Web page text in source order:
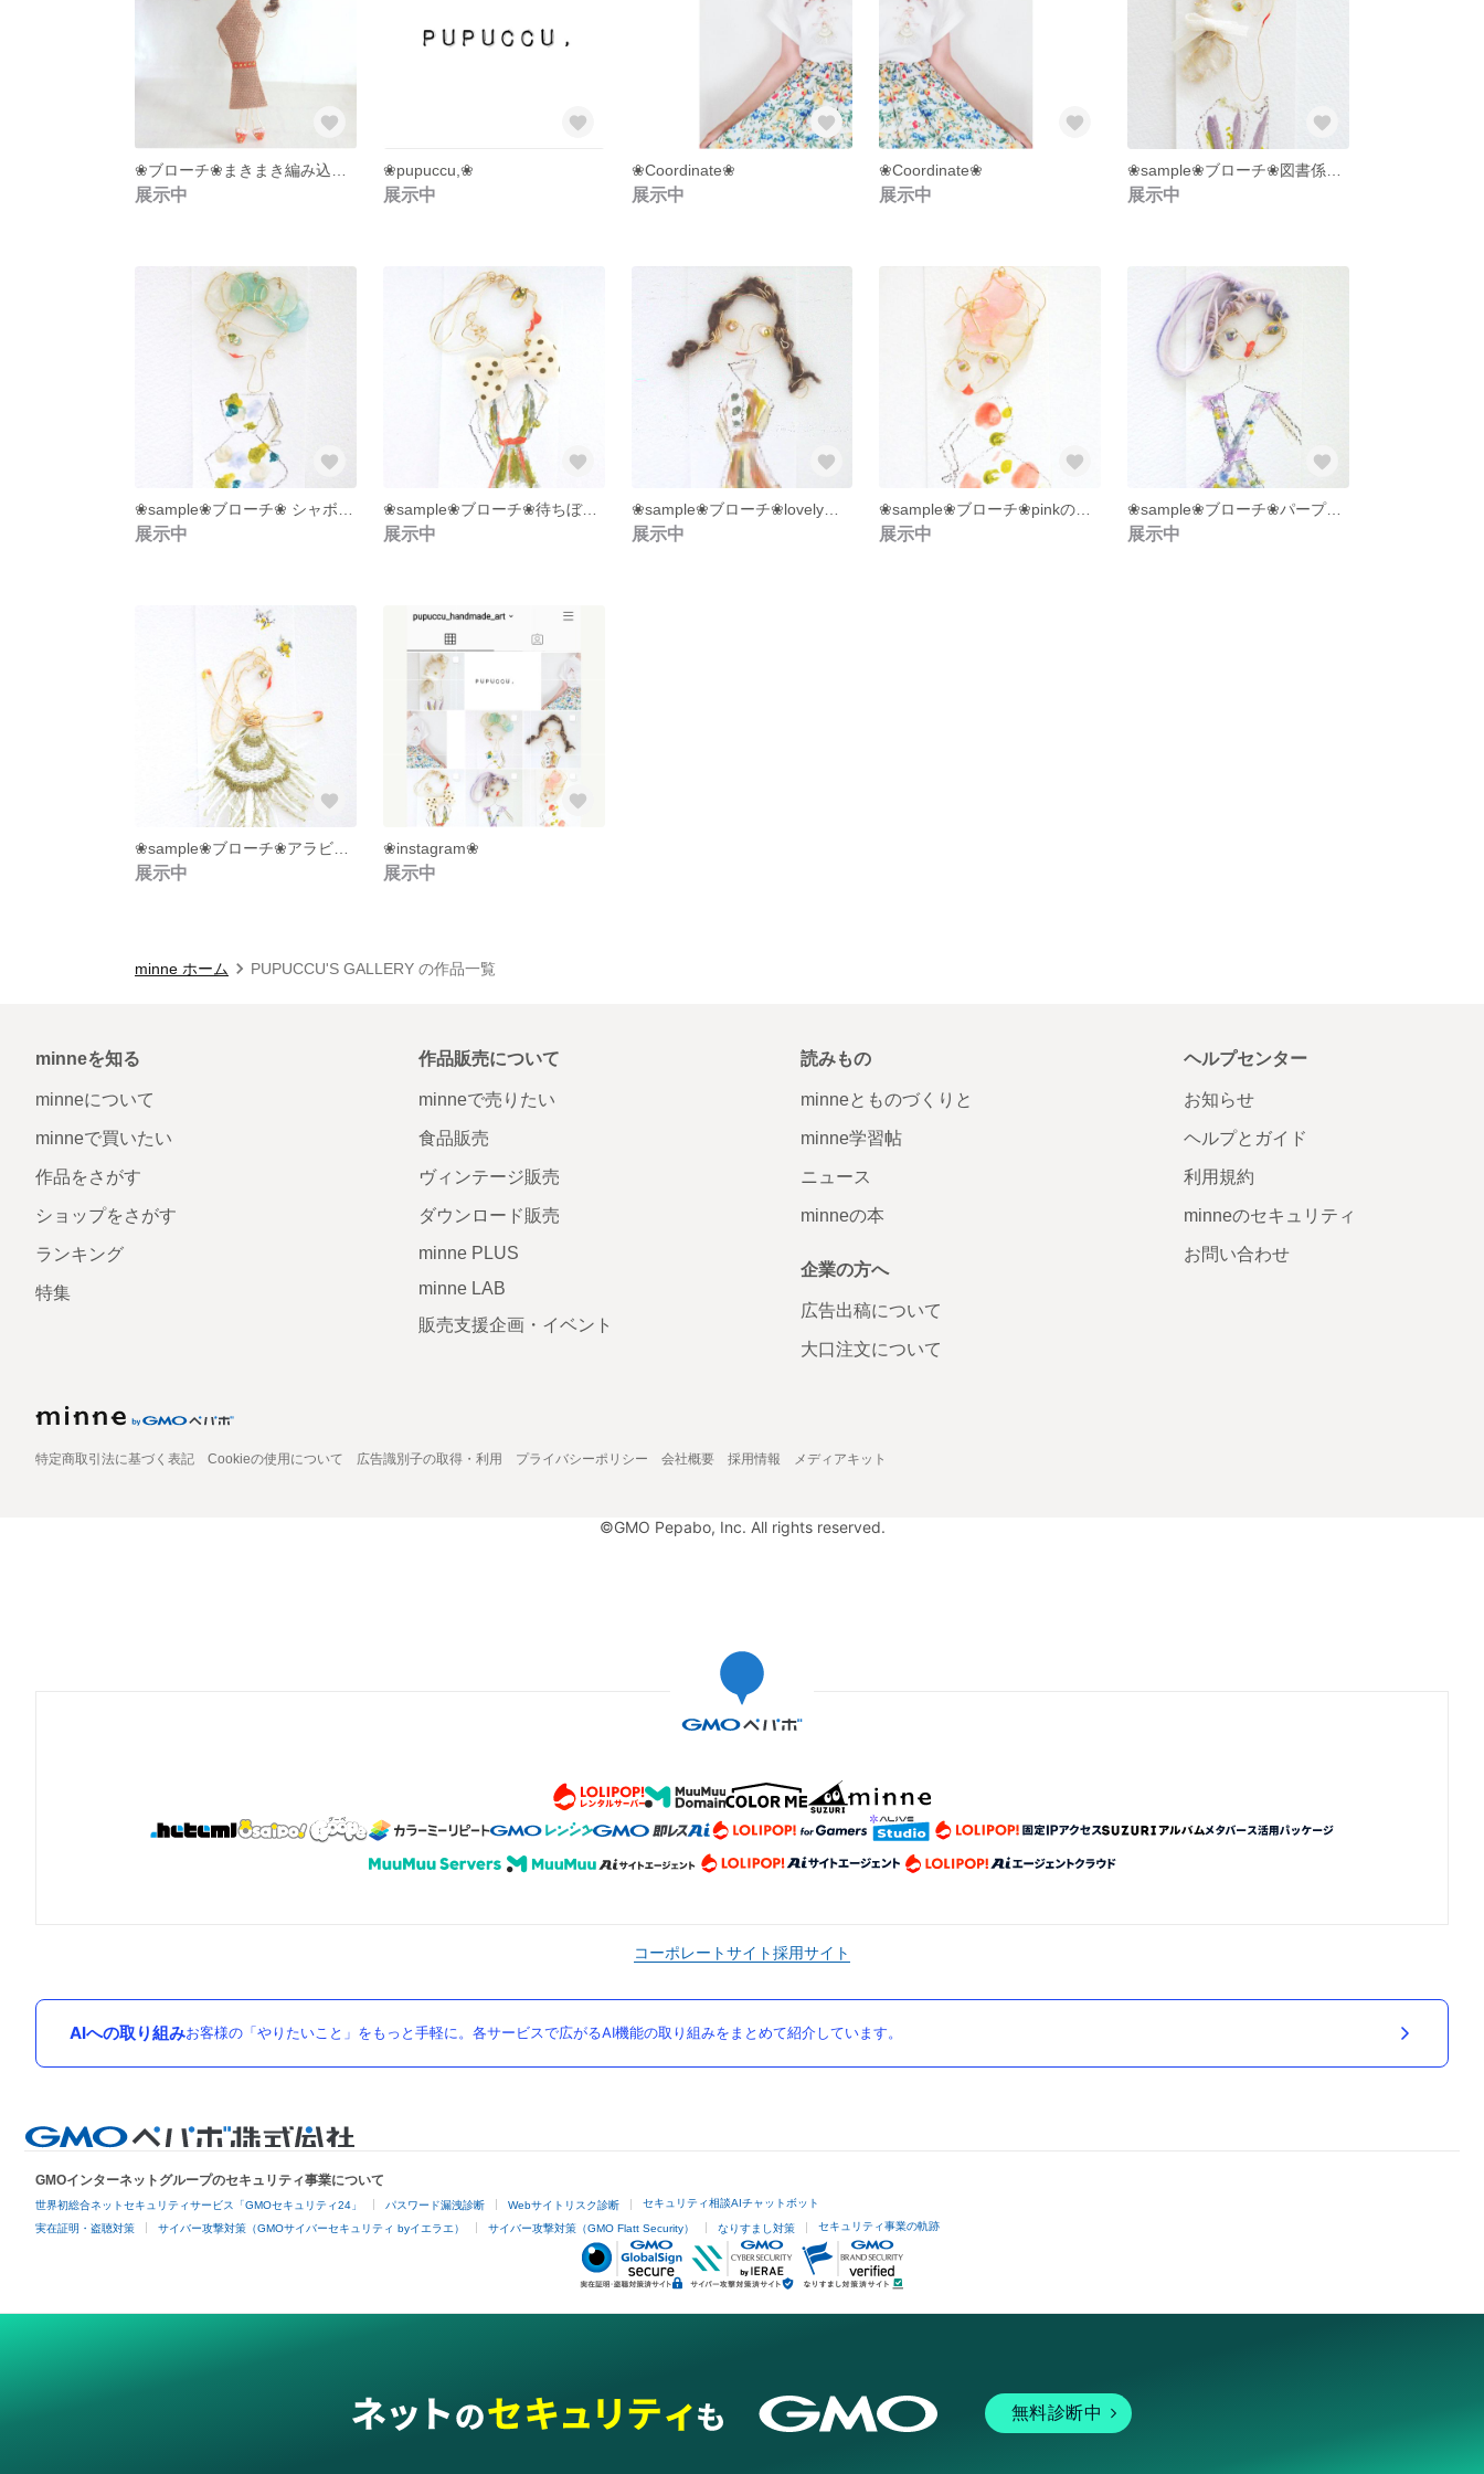
展示中
❀pupuccu,❀
展示中
❀Coordinate❀
展示中
❀Coordinate❀
展示中 展示中
展示中
❀sample❀ブローチ❀待ちぼうけ❀ワイヤークラフト❀
展示中
❀sample❀ブローチ❀lovely♡三つ編み❀ワイヤークラフト❀
展示中 展示中
❀sample❀ブローチ❀パープルポニーテールでわくわくデート❀ワイヤークラフト❀
展示中
展示中
❀instagram❀
展示中
minne ホーム PUPUCCU'S GALLERY の作品一覧
minneを知る
minneについて
minneで買いたい
作品をさがす
ショップをさがす
ランキング
特集
作品販売について
minneで売りたい
食品販売
ヴィンテージ販売
ダウンロード販売
minne PLUS
minne LAB
販売支援企画・イベント
読みもの
minneとものづくりと
minne学習帖
ニュース
minneの本
企業の方へ
広告出稿について
大口注文について
ヘルプセンター
お知らせ
ヘルプとガイド
利用規約
minneのセキュリティ
お問い合わせ
特定商取引法に基づく表記 Cookieの使用について 広告識別子の取得・利用 プライバシーポリシー 会社概要 採用情報 メディアキット
©GMO Pepabo, Inc. All rights reserved.
コーポレートサイト採用サイト
AIへの取り組みお客様の「やりたいこと」をもっと手軽に。各サービスで広がるAI機能の取り組みをまとめて紹介しています。
GMOインターネットグループのセキュリティ事業について
世界初総合ネットセキュリティサービス「GMOセキュリティ24」 パスワード漏洩診断 Webサイトリスク診断 セキュリティ相談AIチャットボット
実在証明・盗聴対策 サイバー攻撃対策（GMOサイバーセキュリティ byイエラエ） サイバー攻撃対策（GMO Flatt Security） なりすまし対策 セキュリティ事業の軌跡
無料診断中